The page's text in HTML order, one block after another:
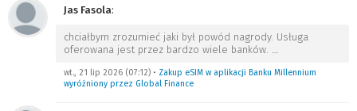
Jas Fasola:
chciałbym zrozumieć jaki był powód nagrody. Usługa
oferowana jest przez bardzo wiele banków. …
wt., 21 lip 2026 (07:12) • Zakup eSIM w aplikacji Banku Millennium
wyróżniony przez Global Finance